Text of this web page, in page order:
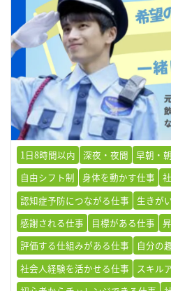
1日8時間以内 深夜・夜間 早朝・朝
自由シフト制
身体を動かす仕事
認知症予防につながる仕事
生きが
感謝される仕事
目標がある仕事
評価する仕組みがある仕事
自分の
社会人経験を活かせる仕事
スキル